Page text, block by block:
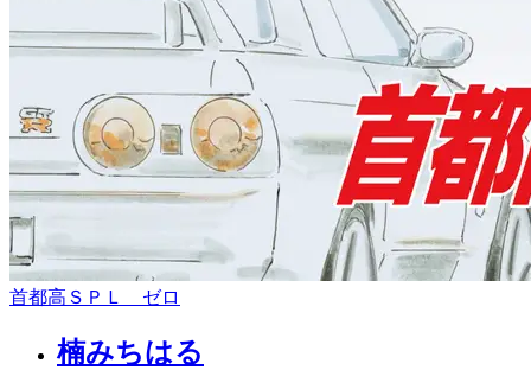
首都高ＳＰＬ ゼロ
楠みちはる